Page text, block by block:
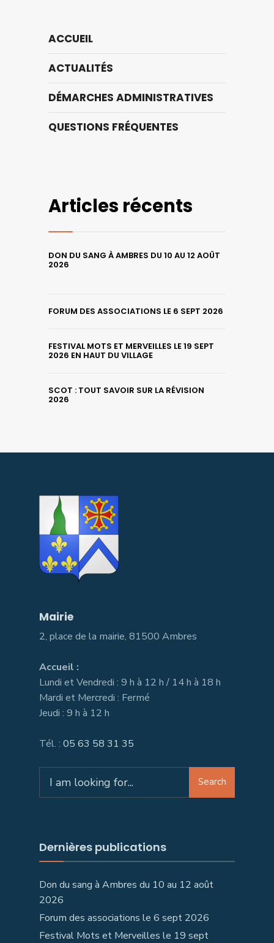
ACCUEIL
ACTUALITÉS
DÉMARCHES ADMINISTRATIVES
QUESTIONS FRÉQUENTES
Articles récents
DON DU SANG À AMBRES DU 10 AU 12 AOÛT
2026
FORUM DES ASSOCIATIONS LE 6 SEPT 2026
FESTIVAL MOTS ET MERVEILLES LE 19 SEPT
2026 EN HAUT DU VILLAGE
SCOT : TOUT SAVOIR SUR LA RÉVISION
2026
Mairie
2, place de la mairie, 81500 Ambres
Accueil :
Lundi et Vendredi : 9 h à 12 h / 14 h à 18 h
Mardi et Mercredi : Fermé
Jeudi : 9 h à 12 h
Tél. : 05 63 58 31 35
for:
Search
Dernières publications
Don du sang à Ambres du 10 au 12 août
2026
Forum des associations le 6 sept 2026
Festival Mots et Merveilles le 19 sept